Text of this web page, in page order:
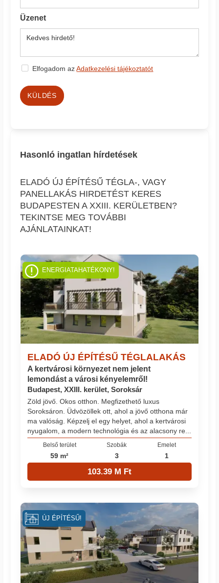
Üzenet
Elfogadom azAdatkezelési tájékoztatót
KÜLDÉS
Hasonló ingatlan hírdetések
ELADÓ ÚJ ÉPÍTÉSŰ TÉGLA-, VAGY
PANELLAKÁS HIRDETÉST KERES
BUDAPESTEN A XXIII. KERÜLETBEN?
TEKINTSE MEG TOVÁBBI
AJÁNLATAINKAT!
ELADÓ ÚJ ÉPÍTÉSŰ TÉGLALAKÁS
A kertvárosi környezet nem jelent
lemondást a városi kényelemről!
Budapest, XXIII. kerület, Soroksár
Zöld jövő. Okos otthon. Megfizethető luxus
Soroksáron. Üdvözöllek ott, ahol a jövő otthona már
ma valóság. Képzelj el egy helyet, ahol a kertvárosi
nyugalom, a modern technológia és az alacsony re...
Belső terület
59 m²
Szobák
3
Emelet
1
103.39 M Ft
ENERGIATAHATÉKONY!
ÚJ ÉPÍTÉSŰ!